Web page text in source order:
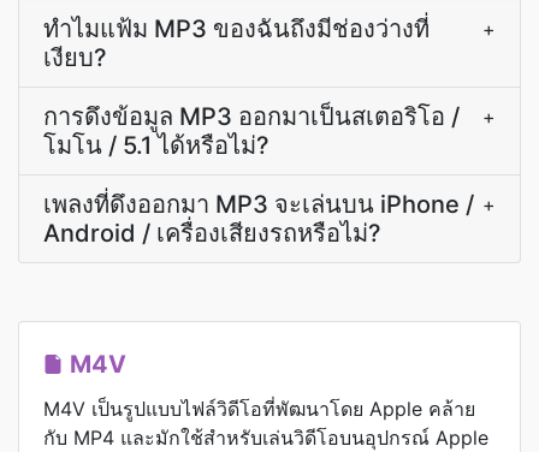
ทำไมแฟ้ม MP3 ของฉันถึงมีช่องว่างที่
เงียบ?
+
การดึงข้อมูล MP3 ออกมาเป็นสเตอริโอ /
โมโน / 5.1 ได้หรือไม่?
+
เพลงที่ดึงออกมา MP3 จะเล่นบน iPhone /
Android / เครื่องเสียงรถหรือไม่?
+
M4V
M4V เป็นรูปแบบไฟล์วิดีโอที่พัฒนาโดย Apple คล้าย
กับ MP4 และมักใช้สำหรับเล่นวิดีโอบนอุปกรณ์ Apple